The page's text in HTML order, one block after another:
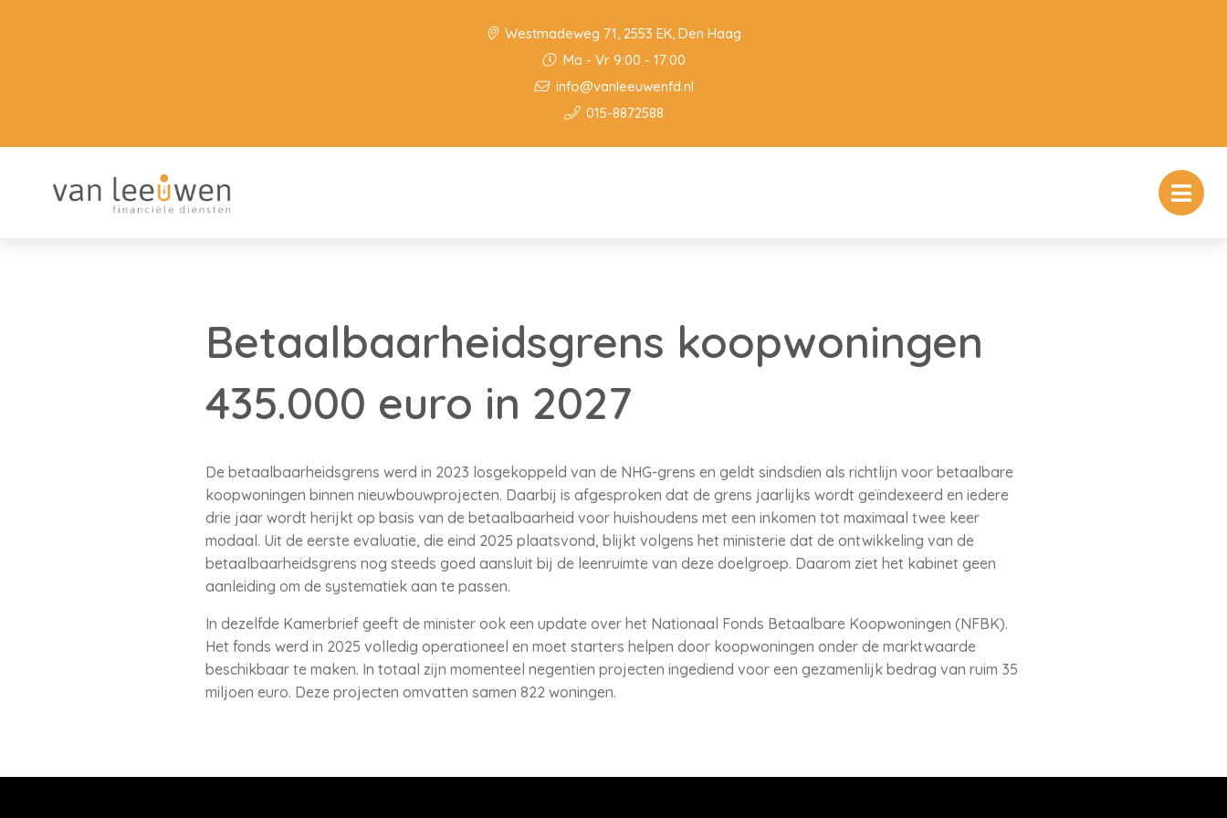
Westmadeweg 71, 2553 EK, Den Haag
Ma - Vr 9:00 - 17:00
info@vanleeuwenfd.nl
015-8872588
Betaalbaarheidsgrens koopwoningen
435.000 euro in 2027
De betaalbaarheidsgrens werd in 2023 losgekoppeld van de NHG-grens en geldt sindsdien als richtlijn voor betaalbare
koopwoningen binnen nieuwbouwprojecten. Daarbij is afgesproken dat de grens jaarlijks wordt geïndexeerd en iedere
drie jaar wordt herijkt op basis van de betaalbaarheid voor huishoudens met een inkomen tot maximaal twee keer
modaal. Uit de eerste evaluatie, die eind 2025 plaatsvond, blijkt volgens het ministerie dat de ontwikkeling van de
betaalbaarheidsgrens nog steeds goed aansluit bij de leenruimte van deze doelgroep. Daarom ziet het kabinet geen
aanleiding om de systematiek aan te passen.
In dezelfde Kamerbrief geeft de minister ook een update over het Nationaal Fonds Betaalbare Koopwoningen (NFBK).
Het fonds werd in 2025 volledig operationeel en moet starters helpen door koopwoningen onder de marktwaarde
beschikbaar te maken. In totaal zijn momenteel negentien projecten ingediend voor een gezamenlijk bedrag van ruim 35
miljoen euro. Deze projecten omvatten samen 822 woningen.